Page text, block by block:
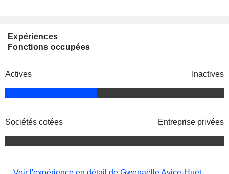
Expériences
Fonctions occupées
Actives Inactives
Sociétés cotées Entreprise privées